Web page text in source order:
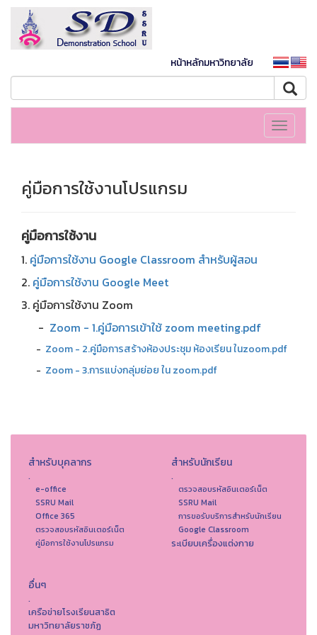
หน้าหลักมหาวิทยาลัย
Toggle
คู่มือการใช้งานโปรแกรม
คู่มือการใช้งาน
1. คู่มือการใช้งาน Google Classroom สำหรับผู้สอน
2. คู่มือการใช้งาน Google Meet
3. คู่มือการใช้งาน Zoom
- Zoom - 1.คู่มือการเข้าใช้ zoom meeting.pdf
- Zoom - 2.คู่มือการสร้างห้องประชุม ห้องเรียน ในzoom.pdf
- Zoom - 3.การแบ่งกลุ่มย่อย ใน zoom.pdf
สำหรับบุคลากร
.
e-office
SSRU Mail
Office 365
ตรวจสอบรหัสอินเตอร์เน็ต
คู่มือการใช้งานโปรแกรม
สำหรับนักเรียน
.
ตรวจสอบรหัสอินเตอร์เน็ต
SSRU Mail
การขอรับบริการสำหรับนักเรียน
Google Classroom
ระเบียบเครื่องแต่งกาย
อื่นๆ
.
เครือข่ายโรงเรียนสาธิต
มหาวิทยาลัยราชภัฏ